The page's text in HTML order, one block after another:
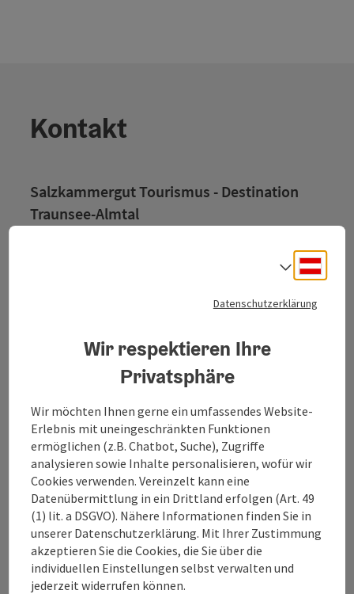
Kontakt
Salzkammergut Tourismus - Destination
Traunsee-Almtal
traunsee@salzkammergut.at
Kataloge/Prospekte bestellen
Öffnungszeiten Tourismusbüro
Datenschutzerklärung
Wir respektieren Ihre
Privatsphäre
Wir möchten Ihnen gerne ein umfassendes Website-
Erlebnis mit uneingeschränkten Funktionen
ermöglichen (z.B. Chatbot, Suche), Zugriffe
analysieren sowie Inhalte personalisieren, wofür wir
Cookies verwenden. Vereinzelt kann eine
Datenübermittlung in ein Drittland erfolgen (Art. 49
(1) lit. a DSGVO). Nähere Informationen finden Sie in
unserer Datenschutzerklärung. Mit Ihrer Zustimmung
akzeptieren Sie die Cookies, die Sie über die
individuellen Einstellungen selbst verwalten und
jederzeit widerrufen können.